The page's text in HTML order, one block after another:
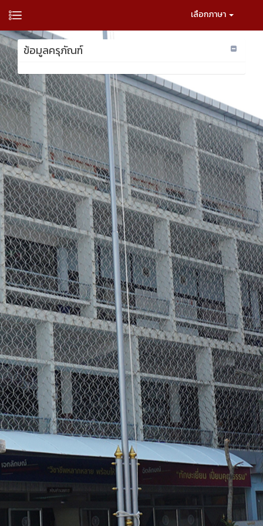
เลือกภาษา
ข้อมูลครุภัณฑ์